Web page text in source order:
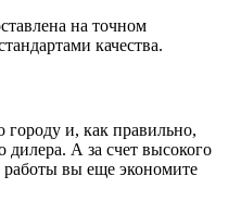
на точном
качества.
и, как правильно,
А за счет высокого
работы вы еще экономите